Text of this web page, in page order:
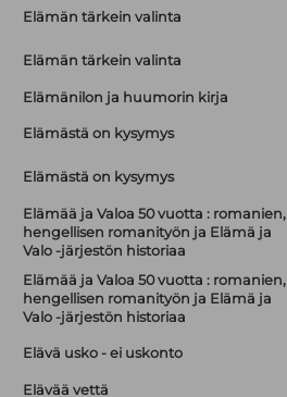
Elämän tärkein valinta
Elämän tärkein valinta
Elämänilon ja huumorin kirja
Elämästä on kysymys
Elämästä on kysymys
Elämää ja Valoa 50 vuotta : romanien,
hengellisen romanityön ja Elämä ja
Valo -järjestön historiaa
Elämää ja Valoa 50 vuotta : romanien,
hengellisen romanityön ja Elämä ja
Valo -järjestön historiaa
Elävä usko - ei uskonto
Elävää vettä